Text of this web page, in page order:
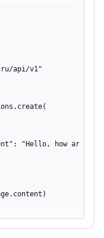
api/v1"
"Hello, how are